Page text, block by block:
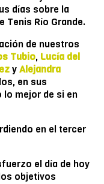
días sobre la
Tenis Río Grande.
de nuestros
Tubio, Lucía del
yAlejandra
en sus
mejor de si en
en el tercer
el día de hoy
objetivos